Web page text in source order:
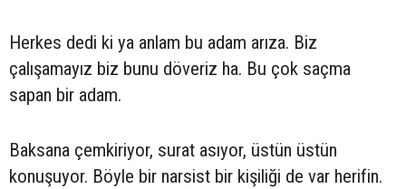
Herkes dedi ki ya anlam bu adam arıza. Biz
çalışamayız biz bunu döveriz ha. Bu çok saçma
sapan bir adam.
Baksana çemkiriyor, surat asıyor, üstün üstün
konuşuyor. Böyle bir narsist bir kişiliği de var herifin.